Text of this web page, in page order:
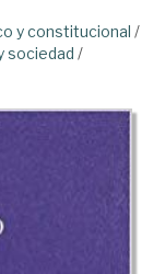
y constitucional /
sociedad /